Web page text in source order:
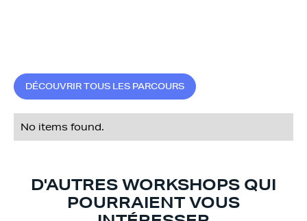
No items found.
DÉCOUVRIRTOUS LES PARCOURS
D'AUTRES WORKSHOPS QUI
POURRAIENT VOUS